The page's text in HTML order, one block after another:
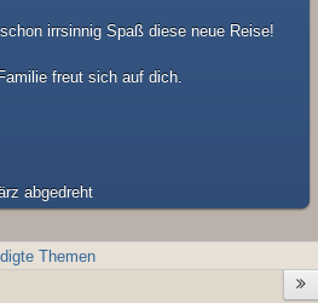
irrsinnig Spaß diese neue Reise!
freut sich auf dich.
abgedreht
Themen